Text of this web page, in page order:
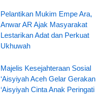
Pelantikan Mukim Empe Ara,
Anwar AR Ajak Masyarakat
Lestarikan Adat dan Perkuat
Ukhuwah
Majelis Kesejahteraan Sosial
‘Aisyiyah Aceh Gelar Gerakan
‘Aisyiyah Cinta Anak Peringati